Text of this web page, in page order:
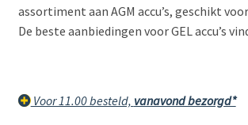
assortiment aan AGM accu’s, geschikt
De beste aanbiedingen voor GEL accu’s
Voor 11.00 besteld, vanavond bezorgd*